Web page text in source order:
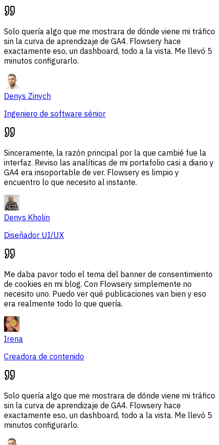
Solo quería algo que me mostrara de dónde viene mi tráfico
sin la curva de aprendizaje de GA4. Flowsery hace
exactamente eso, un dashboard, todo a la vista. Me llevó 5
minutos configurarlo.
Denys Zinych
Ingeniero de software sénior
Sinceramente, la razón principal por la que cambié fue la
interfaz. Reviso las analíticas de mi portafolio casi a diario y
GA4 era insoportable de ver. Flowsery es limpio y
encuentro lo que necesito al instante.
Denys Kholin
Diseñador UI/UX
Me daba pavor todo el tema del banner de consentimiento
de cookies en mi blog. Con Flowsery simplemente no
necesito uno. Puedo ver qué publicaciones van bien y eso
era realmente todo lo que quería.
Irena
Creadora de contenido
Solo quería algo que me mostrara de dónde viene mi tráfico
sin la curva de aprendizaje de GA4. Flowsery hace
exactamente eso, un dashboard, todo a la vista. Me llevó 5
minutos configurarlo.